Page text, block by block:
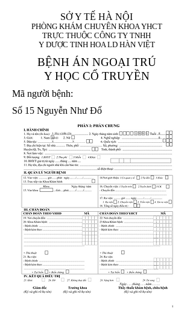
SỞ Y TẾ HÀ NỘI
PHÒNG KHÁM CHUYÊN KHOA YHCT
TRỰC THUỘC CÔNG TY TNHH
Y DƯỢC TINH HOA LD HÀN VIỆT
BỆNH ÁN NGOẠI TRÚ
Y HỌC CỔ TRUYỀN
Mã người bệnh:
Số 15 Nguyễn Như Đổ
1. Họ và tên (In
hoa):
1 9 9 5
8
8
X
X